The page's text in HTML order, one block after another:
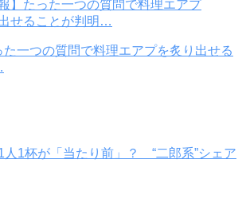
た一つの質問で料理エアプを炙り出せる
人1杯が「当たり前」？ “二郎系”シェア